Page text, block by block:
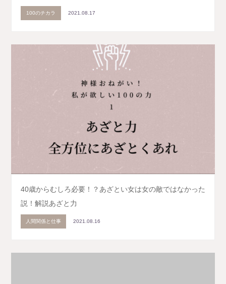
100のチカラ 2021.08.17
40歳からむしろ必要！？あざとい女は女の敵ではなかった
説！解説あざと力
人間関係と仕事 2021.08.16